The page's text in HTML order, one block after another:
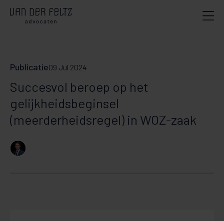
Publicatie09 Jul 2024
Succesvol beroep op het
gelijkheidsbeginsel
(meerderheidsregel) in WOZ-zaak